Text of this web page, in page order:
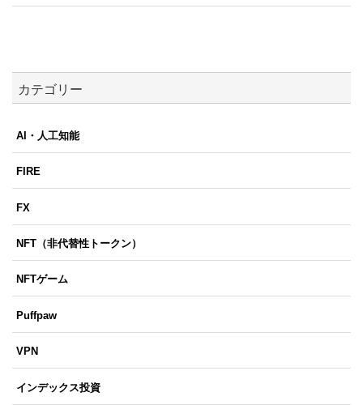
カテゴリー
AI・人工知能
FIRE
FX
NFT（非代替性トークン）
NFTゲーム
Puffpaw
VPN
インデックス投資